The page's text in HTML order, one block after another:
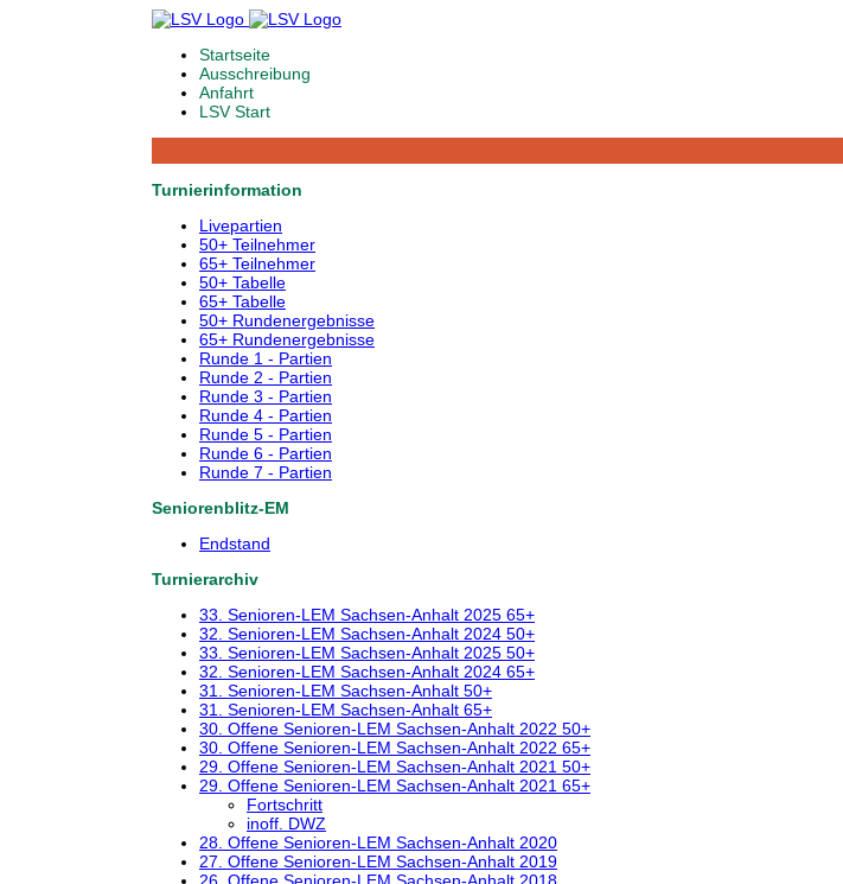
Startseite
Ausschreibung
Anfahrt
LSV Start
Turnierinformation
Livepartien
50+ Teilnehmer
65+ Teilnehmer
50+ Tabelle
65+ Tabelle
50+ Rundenergebnisse
65+ Rundenergebnisse
Runde 1 - Partien
Runde 2 - Partien
Runde 3 - Partien
Runde 4 - Partien
Runde 5 - Partien
Runde 6 - Partien
Runde 7 - Partien
Seniorenblitz-EM
Endstand
Turnierarchiv
33. Senioren-LEM Sachsen-Anhalt 2025 65+
32. Senioren-LEM Sachsen-Anhalt 2024 50+
33. Senioren-LEM Sachsen-Anhalt 2025 50+
32. Senioren-LEM Sachsen-Anhalt 2024 65+
31. Senioren-LEM Sachsen-Anhalt 50+
31. Senioren-LEM Sachsen-Anhalt 65+
30. Offene Senioren-LEM Sachsen-Anhalt 2022 50+
30. Offene Senioren-LEM Sachsen-Anhalt 2022 65+
29. Offene Senioren-LEM Sachsen-Anhalt 2021 50+
29. Offene Senioren-LEM Sachsen-Anhalt 2021 65+
Fortschritt
inoff. DWZ
28. Offene Senioren-LEM Sachsen-Anhalt 2020
27. Offene Senioren-LEM Sachsen-Anhalt 2019